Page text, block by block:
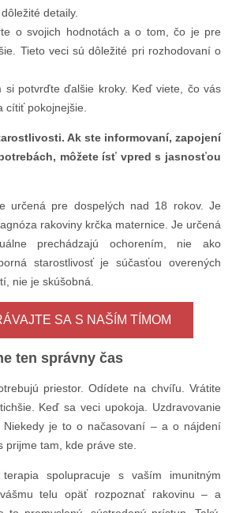
detaily.
o svojich hodnotách a o tom, čo je pre
Tieto veci sú dôležité pri rozhodovaní o
si potvrďte ďalšie kroky. Keď viete, čo vás
cítiť pokojnejšie.
Ak ste informovaní, zapojení
môžete ísť vpred s jasnosťou
SA S NAŠÍM TÍMOM
ten správny čas
priestor. Odídete na chvíľu. Vrátite
Keď sa veci upokoja. Uzdravovanie
je to o načasovaní – a o nájdení
prijme tam, kde práve ste.
terapia spolupracuje s vaším imunitným
telu opäť rozpoznať rakovinu – a